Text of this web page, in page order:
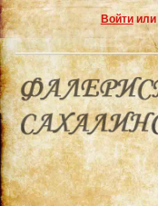
Войтиили